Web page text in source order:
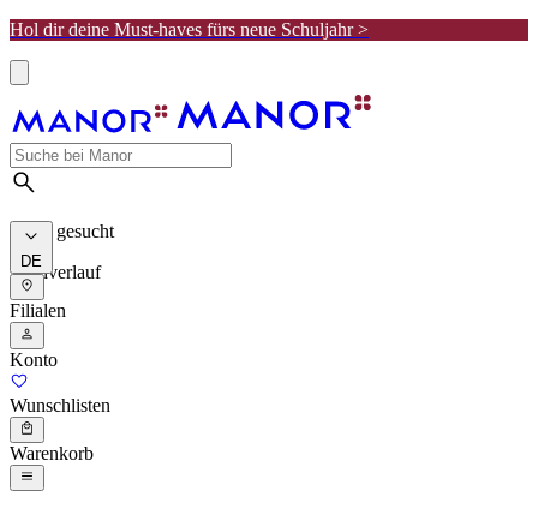
Hol dir deine Must-haves fürs neue Schuljahr >
Meist gesucht
Suchverlauf
DE
Filialen
Konto
Wunschlisten
Warenkorb